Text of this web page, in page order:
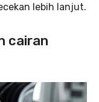
lebih lanjut.
cairan